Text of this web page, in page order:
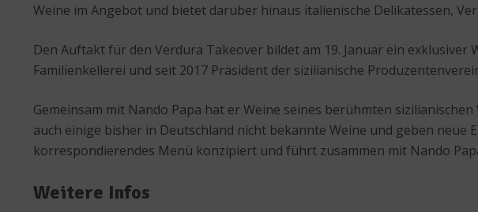
Weine im Angebot und bietet darüber hinaus italienische Delikatessen,
Den Auftakt für den Verdura Takeover bildet am 19. Januar ein
Familienkellerei und seit 2017 Präsident der sizilianische
Gemeinsam mit Nando Papa hat er Weine seines berühmten
auch einige bisher in Deutschland nicht bekannte Weine und geben neue
korrespondierendes Menü konzipiert und führt zusammen mit Nando
Weitere Infos